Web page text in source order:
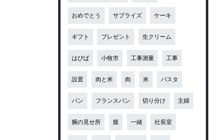
おめでとう サプライズ ケーキ
ギフト プレゼント 生クリーム
はぴば 小牧市 工事測量 工事
設置 肉と米 肉 米 パスタ
パン フランスパン 切り分け 主婦
腕の見せ所 腹 一緒 社長室